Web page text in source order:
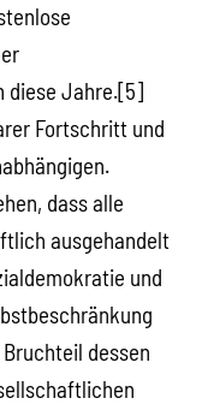
diese Jahre.[5]
Fortschritt und
dass alle
ausgehandelt
und
dessen